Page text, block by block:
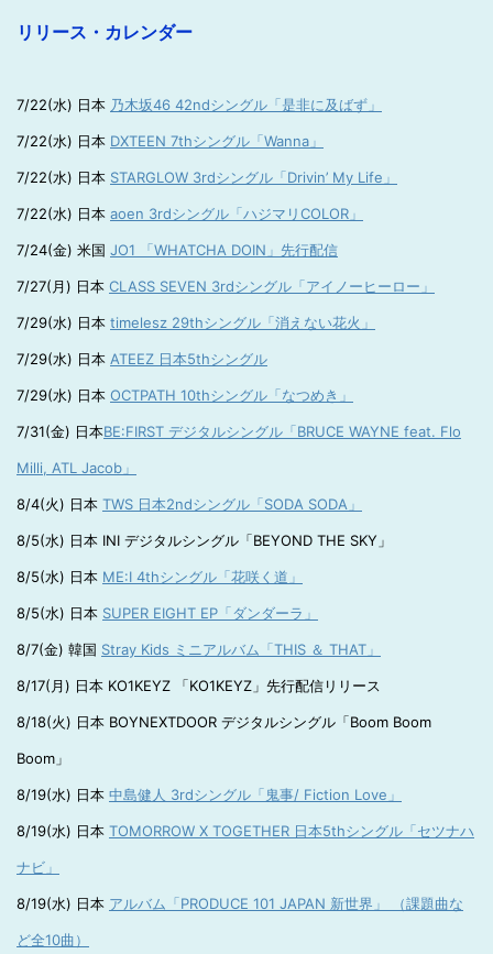
リリース・カレンダー
7/22(水) 日本 乃木坂46 42ndシングル「是非に及ばず」
7/22(水) 日本 DXTEEN 7thシングル「Wanna」
7/22(水) 日本 STARGLOW 3rdシングル「Drivin’ My Life」
7/22(水) 日本 aoen 3rdシングル「ハジマリCOLOR」
7/24(金) 米国 JO1 「WHATCHA DOIN」先行配信
7/27(月) 日本 CLASS SEVEN 3rdシングル「アイノーヒーロー」
7/29(水) 日本 timelesz 29thシングル「消えない花火」
7/29(水) 日本 ATEEZ 日本5thシングル
7/29(水) 日本 OCTPATH 10thシングル「なつめき」
7/31(金) 日本BE:FIRST デジタルシングル「BRUCE WAYNE feat. Flo
Milli, ATL Jacob」
8/4(火) 日本 TWS 日本2ndシングル「SODA SODA」
8/5(水) 日本 INI デジタルシングル「BEYOND THE SKY」
8/5(水) 日本 ME:I 4thシングル「花咲く道」
8/5(水) 日本 SUPER EIGHT EP「ダンダーラ」
8/7(金) 韓国 Stray Kids ミニアルバム「THIS ＆ THAT」
8/17(月) 日本 KO1KEYZ 「KO1KEYZ」先行配信リリース
8/18(火) 日本 BOYNEXTDOOR デジタルシングル「Boom Boom
Boom」
8/19(水) 日本 中島健人 3rdシングル「鬼事/ Fiction Love」
8/19(水) 日本 TOMORROW X TOGETHER 日本5thシングル「セツナハ
ナビ」
8/19(水) 日本 アルバム「PRODUCE 101 JAPAN 新世界」 （課題曲な
ど全10曲）